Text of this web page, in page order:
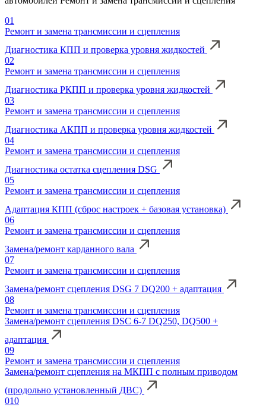
01
Ремонт и замена трансмиссии и сцепления
Диагностика КПП и проверка уровня жидкостей
02
Ремонт и замена трансмиссии и сцепления
Диагностика РКПП и проверка уровня жидкостей
03
Ремонт и замена трансмиссии и сцепления
Диагностика АКПП и проверка уровня жидкостей
04
Ремонт и замена трансмиссии и сцепления
Диагностика остатка сцепления DSG
05
Ремонт и замена трансмиссии и сцепления
Адаптация КПП (сброс настроек + базовая установка)
06
Ремонт и замена трансмиссии и сцепления
Замена/ремонт карданного вала
07
Ремонт и замена трансмиссии и сцепления
Замена/ремонт сцепления DSG 7 DQ200 + адаптация
08
Ремонт и замена трансмиссии и сцепления
Замена/ремонт сцепления DSC 6-7 DQ250, DQ500 +
адаптация
09
Ремонт и замена трансмиссии и сцепления
Замена/ремонт сцепления на МКПП с полным приводом
(продольно установленный ДВС)
010